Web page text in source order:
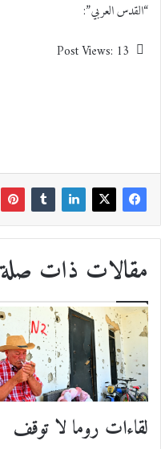
“القدس العربي”:
Post Views: 13
مقالات ذات صلة
لقاءات روما لا توقف